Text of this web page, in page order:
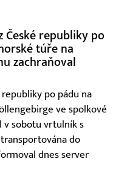
České republiky po
túře na
zachraňoval
po pádu na
ve spolkové
v sobotu vrtulník s
do
dnes server